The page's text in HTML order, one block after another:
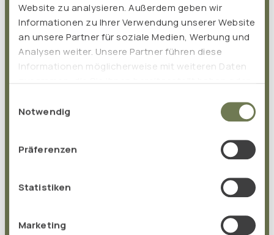
Website zu analysieren. Außerdem geben wir
Informationen zu Ihrer Verwendung unserer Website
an unsere Partner für soziale Medien, Werbung und
Analysen weiter. Unsere Partner führen diese
Informationen möglicherweise mit weiteren Daten
gesammelt haben.
Notwendig
Präferenzen
Statistiken
Marketing
NEWS